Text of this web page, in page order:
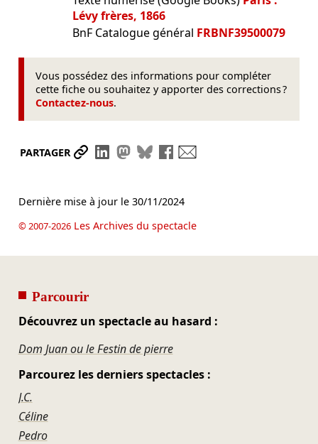
Lévy frères, 1866
BnF Catalogue général FRBNF39500079
Vous possédez des informations pour compléter
cette fiche ou souhaitez y apporter des corrections ?
Contactez-nous.
PARTAGER Partager le lien
Partager sur LinkedIn
Partager sur Mastodon
Partager sur Bluesky
Partager sur Facebook
Dernière mise à jour le 30/11/2024
© 2007-2026Les Archives du spectacle
Parcourir
Découvrez un spectacle au hasard :
Dom Juan ou le Festin de pierre
Parcourez les derniers spectacles :
J.C.
Céline
Pedro